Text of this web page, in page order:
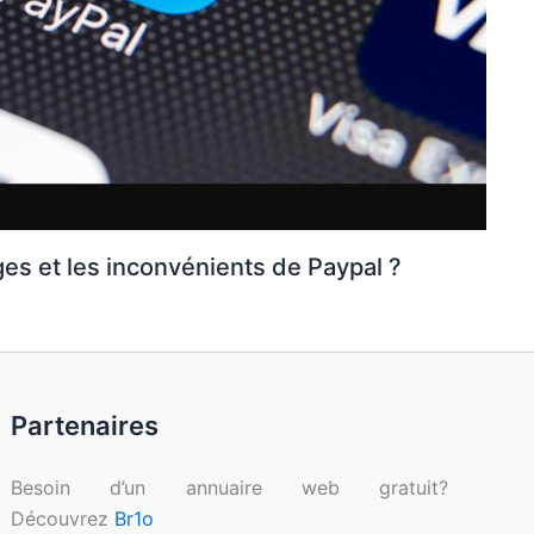
et les inconvénients de Paypal ?
Partenaires
Besoin d’un annuaire web gratuit?
Découvrez Br1o